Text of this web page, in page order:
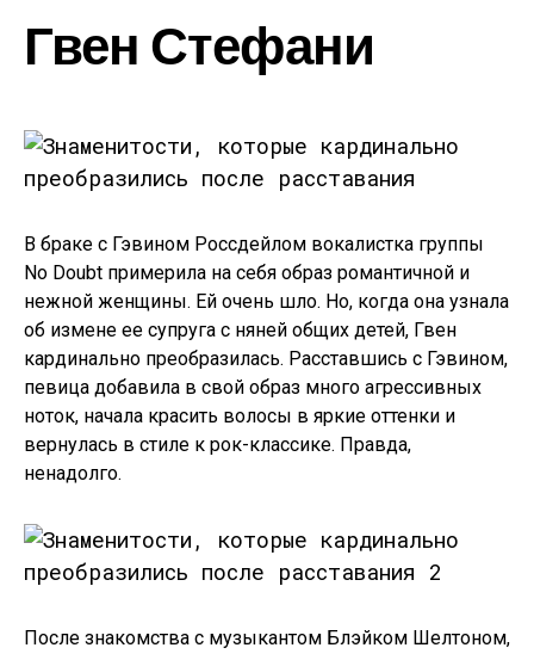
Гвен Стефани
В браке с Гэвином Россдейлом вокалистка группы
No Doubt примерила на себя образ романтичной и
нежной женщины. Ей очень шло. Но, когда она узнала
об измене ее супруга с няней общих детей, Гвен
кардинально преобразилась. Расставшись с Гэвином,
певица добавила в свой образ много агрессивных
ноток, начала красить волосы в яркие оттенки и
вернулась в стиле к рок-классике. Правда,
ненадолго.
После знакомства с музыкантом Блэйком Шелтоном,